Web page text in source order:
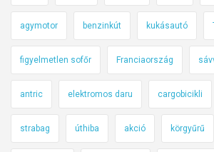
agymotor benzinkút kukásautó
figyelmetlen sofőr Franciaország
antric elektromos daru cargobicikli
strabag úthiba akció körgyűrű